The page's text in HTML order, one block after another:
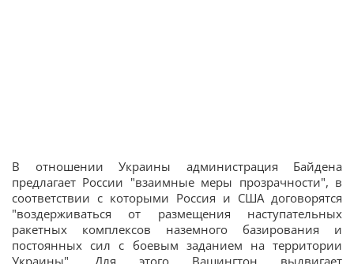
В отношении Украины администрация Байдена
предлагает России "взаимные меры прозрачности", в
соответствии с которыми Россия и США договорятся
"воздерживаться от размещения наступательных
ракетных комплексов наземного базирования и
постоянных сил с боевым заданием на территории